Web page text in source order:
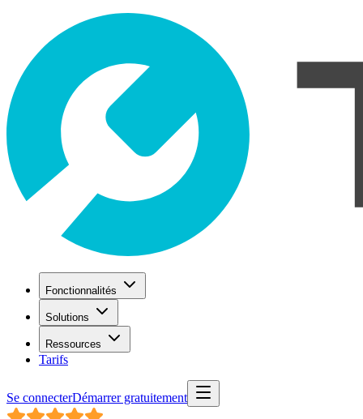
Fonctionnalités
Solutions
Ressources
Tarifs
Se connecterDémarrer gratuitement